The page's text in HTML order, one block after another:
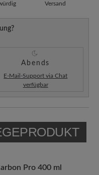
Versand
Abends
E-Mail-Support via Chat
verfügbar
Pro 400 ml